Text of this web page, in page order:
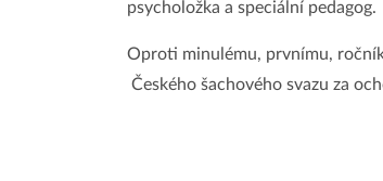
psycholožka a speciální pedagog.
Oproti minulému, prvnímu,
Českého šachového svazu za